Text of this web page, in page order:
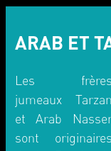
ARAB ET
Les frères
jumeaux Tarzan
et Arab
sont originaires